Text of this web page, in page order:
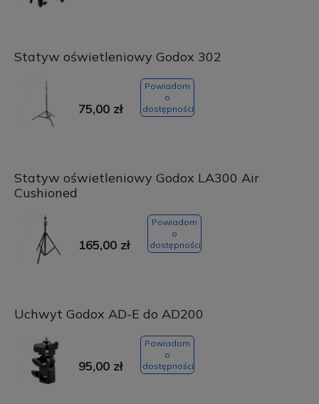
Statyw oświetleniowy Godox 302
75,00 zł
Powiadom
o
dostępności
Statyw oświetleniowy Godox LA300 Air
Cushioned
165,00 zł
Powiadom
o
dostępności
Uchwyt Godox AD-E do AD200
95,00 zł
Powiadom
o
dostępności